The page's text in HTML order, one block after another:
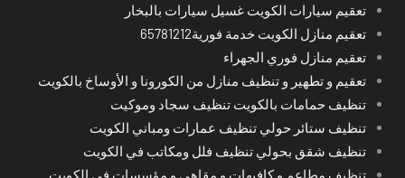
تعقيم سيارات الكويت غسيل سيارات بالبخار
تعقيم منازل الكويت خدمة فورية65781212
تعقيم منازل فوري الجهراء
تعقيم و تطهير و تنظيف منازل من الكورونا و الأوساخ بالكويت
تنظيف حمامات بالكويت تنظيف سجاد وموكيت
تنظيف ستائر حولي تنظيف عمارات ومباني الكويت
تنظيف شقق بحولي تنظيف فلل ومكاتب في الكويت
تنظيف مطاعم و كافيهات و مقاهي و مؤسسات في الكويت